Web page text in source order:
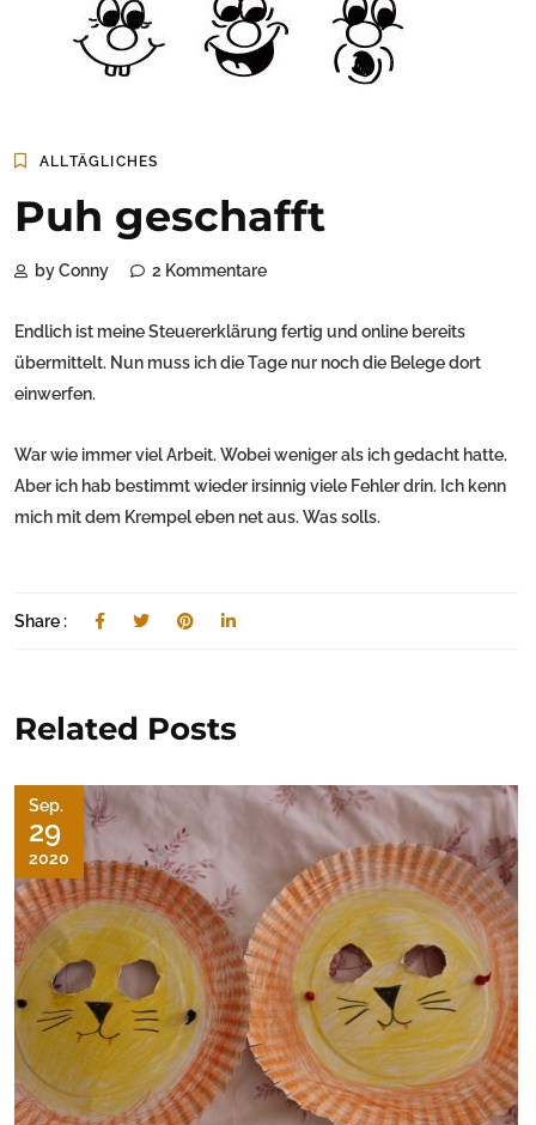
ALLTÄGLICHES
Puh geschafft
by Conny 2 Kommentare
Endlich ist meine Steuererklärung fertig und online bereits
übermittelt. Nun muss ich die Tage nur noch die Belege dort
einwerfen.
War wie immer viel Arbeit. Wobei weniger als ich gedacht hatte.
Aber ich hab bestimmt wieder irsinnig viele Fehler drin. Ich kenn
mich mit dem Krempel eben net aus. Was solls.
Share :
Related Posts
Sep.
29
2020